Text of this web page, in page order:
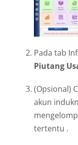
Pada tab
Piutang
(Opsional)
akun
tertentu .